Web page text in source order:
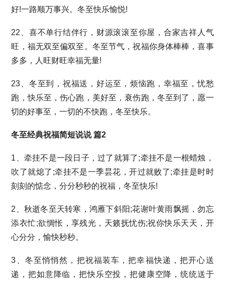
好!一路顺万事兴。冬至快乐愉悦!
22、喜不单行结伴行，财源滚滚至你屋，合家吉祥人气
旺，福无双至偏双至。冬至节气，祝福你身体棒棒，喜事
多多，人旺财旺幸福无量!
23、冬至到，祝福送，好运至，烦恼跑，幸福至，忧愁
跑，快乐至，伤心跑，美好至，衰伤跑，冬至到了，愿一
切的好事至，一切的不快跑，冬至快乐。
冬至经典祝福简短说说 篇2
1、牵挂不是一段日子，过了就算了;牵挂不是一根蜡烛，
吹了就熄了;牵挂不是一季昙花，开过就败了;牵挂是时时
刻刻的惦念，分分秒秒的祝福，冬至快乐!
2、秋逝冬至天转寒，鸿雁下斜阳;花谢叶黄雨飘摇，勿忘
添衣忙;欲惆怅，享残光，天籁抚忧伤;祝你快乐天天，开
心分分，愉快秒秒。
3、冬至悄悄然，把祝福装车，把幸福快递，把开心送
递，把如意降临，把快乐空投，把健康空降，统统送于